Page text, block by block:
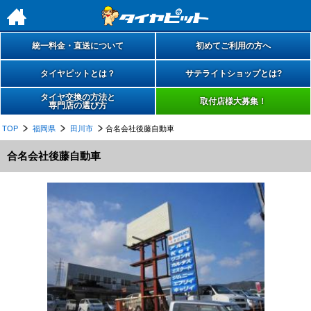
h
統一料金・直送について 初めてご利用の方へ
タイヤピットとは？ サテライトショップとは?
タイヤ交換の方法と
専門店の選び方
取付店様大募集！
TOP 福岡県 田川市 合名会社後藤自動車
合名会社後藤自動車